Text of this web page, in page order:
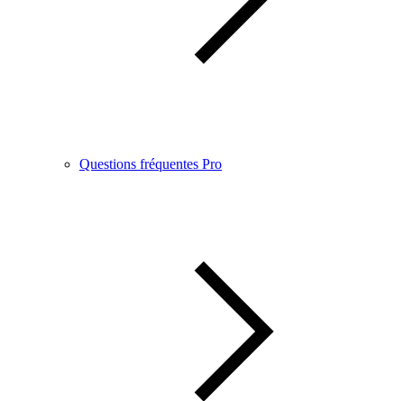
Questions fréquentes Pro